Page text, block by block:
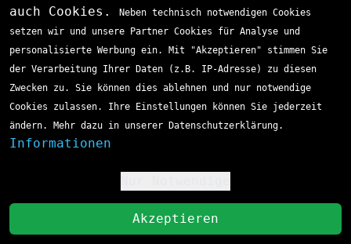
Zuverlässigkeit
Längere Lagerfähigkeit und Haltbarkeit
Vollständige Kompatibilität mit allen
Druckerfunktionen
auch Cookies.
Neben technisch notwendigen Cookies
setzen wir und unsere Partner Cookies für Analyse und
personalisierte Werbung ein. Mit "Akzeptieren" stimmen Sie
der Verarbeitung Ihrer Daten (z.B. IP-Adresse) zu diesen
Zwecken zu. Sie können dies ablehnen und nur notwendige
Cookies zulassen. Ihre Einstellungen können Sie jederzeit
ändern. Mehr dazu in unserer Datenschutzerklärung.
Informationen
Akzeptieren